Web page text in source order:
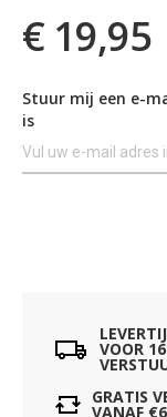
€ 19,95
Stuur mij een e-
is
VOOR
GRATIS
VANAF